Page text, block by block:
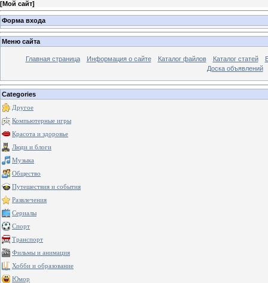
[Мой сайт]
Форма входа
Меню сайта
Главная страница Информация о сайте Каталог файлов Каталог статей
Доска объявлений
Categories
Другое
Компьютерные игры
Красота и здоровье
Люди и блоги
Музыка
Общество
Путешествия и события
Развлечения
Сериалы
Спорт
Транспорт
Фильмы и анимация
Хобби и образование
Юмор